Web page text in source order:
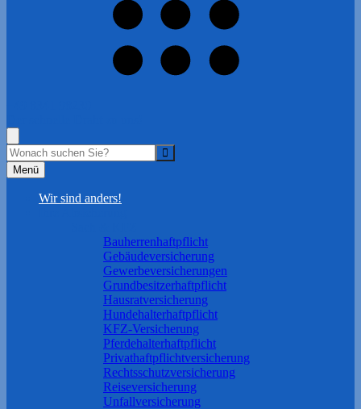
Menü
Wir sind anders!
Bauherrenhaftpflicht
Gebäudeversicherung
Gewerbeversicherungen
Grundbesitzerhaftpflicht
Hausratversicherung
Hundehalterhaftpflicht
KFZ-Versicherung
Pferdehalterhaftpflicht
Privathaftpflichtversicherung
Rechtsschutzversicherung
Reiseversicherung
Unfallversicherung